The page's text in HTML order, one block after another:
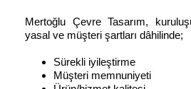
Mertoğlu Çevre Tasarım,
yasal ve müşteri şartları dâhilinde;
Sürekli iyileştirme
Müşteri memnuniyeti